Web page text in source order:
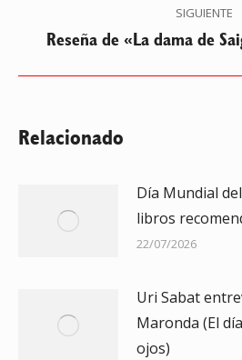
publicaciones
SIGUIENTE
Reseña de «La dama de
Relacionado
Día Mundial
libros
22/07/2026
Uri Sabat
Maronda (El
ojos)